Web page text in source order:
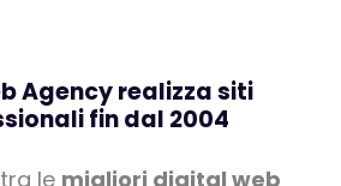
Agency realizza siti
fin dal 2004
le migliori digital web